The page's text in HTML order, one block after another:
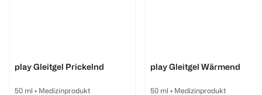
play Gleitgel Prickelnd
50 ml • Medizinprodukt
play Gleitgel Wärmend
50 ml • Medizinprodukt